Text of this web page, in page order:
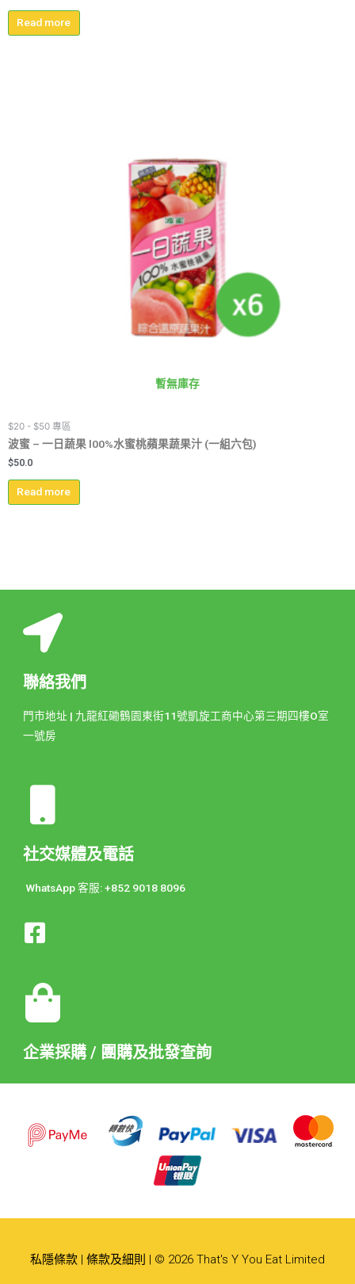
Read more
暫無庫存
$20 - $50 專區
波蜜 – 一日蔬果 l00%水蜜桃蘋果蔬果汁 (一組六包)
$50.0
Read more
聯絡我們
門市地址 | 九龍紅磡鶴園東街11號凱旋工商中心第三期四樓O室
一號房
社交媒體及電話
WhatsApp 客服: +852 9018 8096
企業採購 / 團購及批發查詢
私隱條款 | 條款及細則 | © 2026 That's Y You Eat Limited